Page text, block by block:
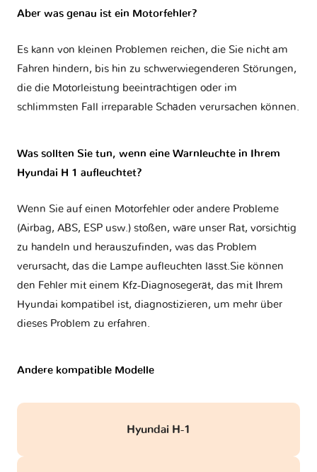
Aber was genau ist ein Motorfehler?
Es kann von kleinen Problemen reichen, die Sie nicht am
Fahren hindern, bis hin zu schwerwiegenderen Störungen,
die die Motorleistung beeinträchtigen oder im
schlimmsten Fall irreparable Schäden verursachen können.
Was sollten Sie tun, wenn eine Warnleuchte in Ihrem
Hyundai H 1 aufleuchtet?
Wenn Sie auf einen Motorfehler oder andere Probleme
(Airbag, ABS, ESP usw.) stoßen, wäre unser Rat, vorsichtig
zu handeln und herauszufinden, was das Problem
verursacht, das die Lampe aufleuchten lässt.Sie können
den Fehler mit einem Kfz-Diagnosegerät, das mit Ihrem
Hyundai kompatibel ist, diagnostizieren, um mehr über
dieses Problem zu erfahren.
Andere kompatible Modelle
Hyundai H-1